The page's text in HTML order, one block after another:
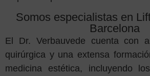
Somos especialistas en
Barcelona
El Dr. Verbauvede cuenta con
quirúrgica y una extensa
medicina estética, incluyendo